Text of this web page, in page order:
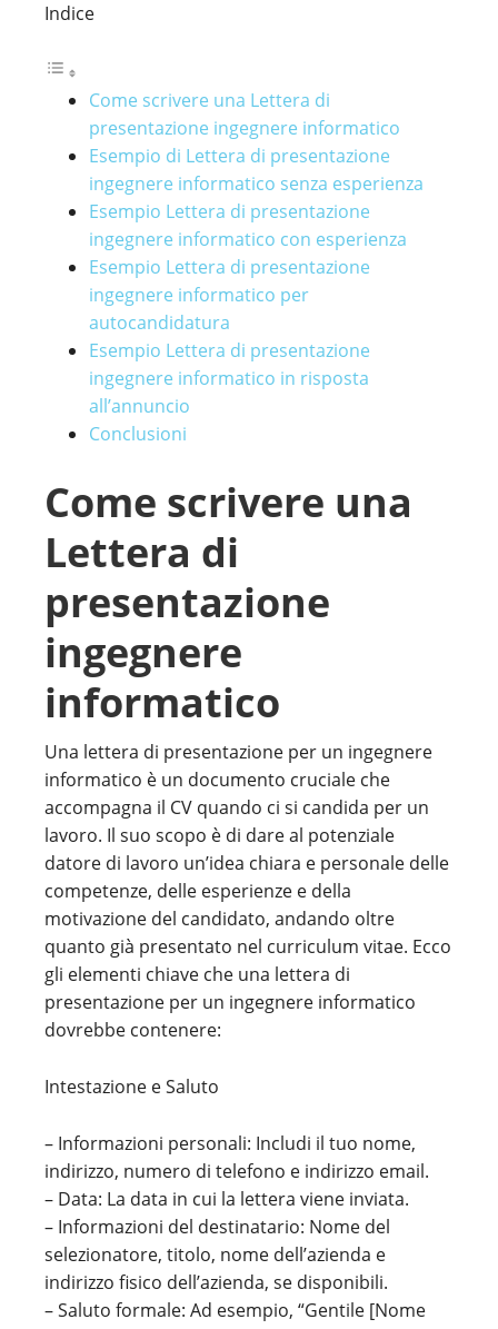
Indice
Come scrivere una Lettera di
presentazione ingegnere informatico
Esempio di Lettera di presentazione
ingegnere informatico senza esperienza
Esempio Lettera di presentazione
ingegnere informatico con esperienza
Esempio Lettera di presentazione
ingegnere informatico per
autocandidatura
Esempio Lettera di presentazione
ingegnere informatico in risposta
all’annuncio
Conclusioni
Come scrivere una
Lettera di
presentazione
ingegnere
informatico
Una lettera di presentazione per un ingegnere
informatico è un documento cruciale che
accompagna il CV quando ci si candida per un
lavoro. Il suo scopo è di dare al potenziale
datore di lavoro un’idea chiara e personale delle
competenze, delle esperienze e della
motivazione del candidato, andando oltre
quanto già presentato nel curriculum vitae. Ecco
gli elementi chiave che una lettera di
presentazione per un ingegnere informatico
dovrebbe contenere:
Intestazione e Saluto
– Informazioni personali: Includi il tuo nome,
indirizzo, numero di telefono e indirizzo email.
– Data: La data in cui la lettera viene inviata.
– Informazioni del destinatario: Nome del
selezionatore, titolo, nome dell’azienda e
indirizzo fisico dell’azienda, se disponibili.
– Saluto formale: Ad esempio, “Gentile [Nome